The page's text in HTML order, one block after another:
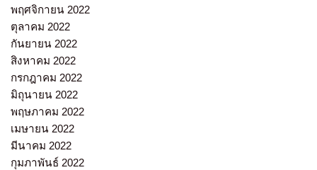
พฤศจิกายน 2022
ตุลาคม 2022
กันยายน 2022
สิงหาคม 2022
กรกฎาคม 2022
มิถุนายน 2022
พฤษภาคม 2022
เมษายน 2022
มีนาคม 2022
กุมภาพันธ์ 2022